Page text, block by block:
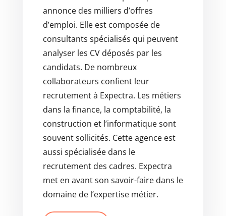
annonce des milliers d’offres
d’emploi. Elle est composée de
consultants spécialisés qui peuvent
analyser les CV déposés par les
candidats. De nombreux
collaborateurs confient leur
recrutement à Expectra. Les métiers
dans la finance, la comptabilité, la
construction et l’informatique sont
souvent sollicités. Cette agence est
aussi spécialisée dans le
recrutement des cadres. Expectra
met en avant son savoir-faire dans le
domaine de l’expertise métier.